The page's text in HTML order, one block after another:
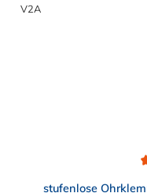
stufenlose